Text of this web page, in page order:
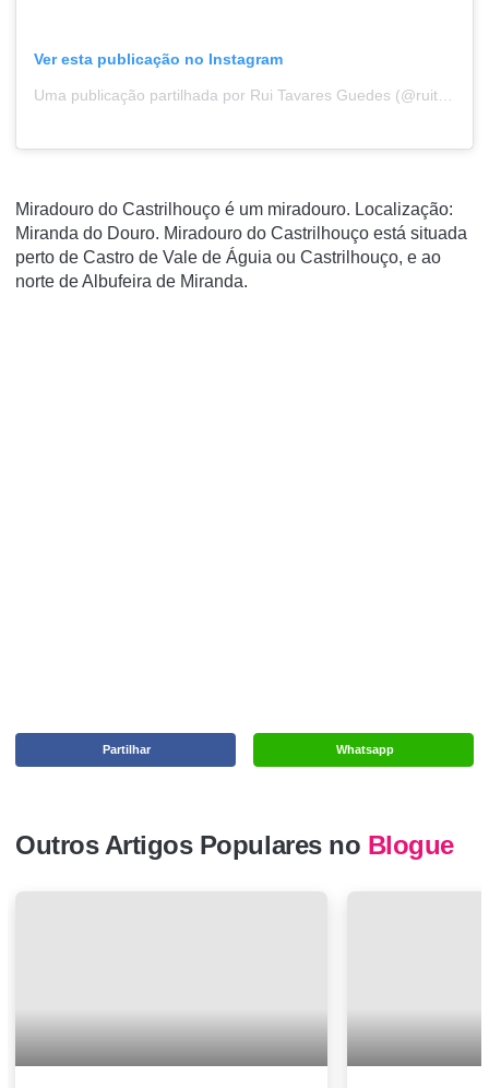
Ver esta publicação no Instagram
Uma publicação partilhada por Rui Tavares Guedes (@ruitguedes)
Miradouro do Castrilhouço é um miradouro. Localização:
Miranda do Douro. Miradouro do Castrilhouço está situada
perto de Castro de Vale de Águia ou Castrilhouço, e ao
norte de Albufeira de Miranda.
Whatsapp
Partilhar
Outros Artigos Populares no Blogue